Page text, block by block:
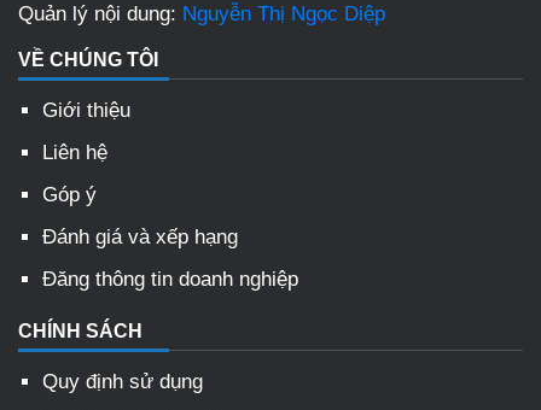
Quản lý nội dung: Nguyễn Thị Ngọc Diệp
VỀ CHÚNG TÔI
Giới thiệu
Liên hệ
Góp ý
Đánh giá và xếp hạng
Đăng thông tin doanh nghiệp
CHÍNH SÁCH
Quy định sử dụng